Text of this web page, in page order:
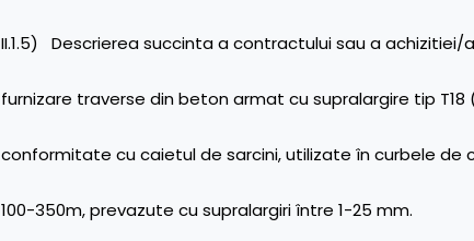
II.1.5) Descrierea succinta a contractului sau a achizitiei/
furnizare traverse din beton armat cu supralargire tip
conformitate cu caietul de sarcini, utilizate în curbele de
100-350m, prevazute cu supralargiri între 1-25 mm.